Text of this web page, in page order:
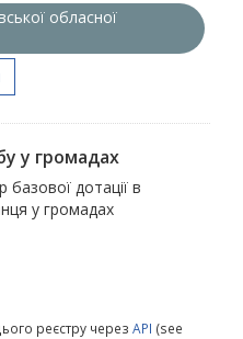
обласної
у громадах
базової дотації в
у громадах
реєстру через API (see